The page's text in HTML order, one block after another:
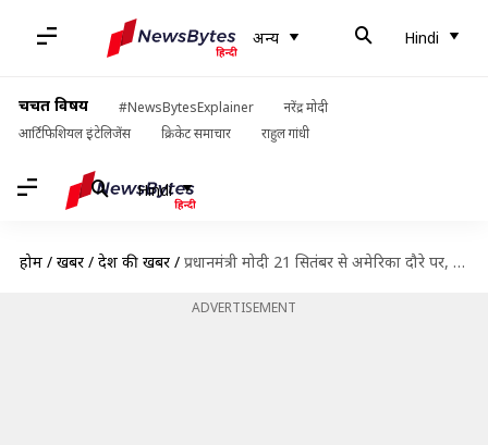
अन्य Hindi
चर्चित विषय #NewsBytesExplainer
नरेंद्र मोदी
आर्टिफिशियल इंटेलिजेंस
क्रिकेट समाचार राहुल गांधी
Hindi
होम / खबरें / देश की खबरें / प्रधानमंत्री मोदी 21 सितंबर से अमेरिका दौरे पर, किस-किससे मिलेंगे और क्या है एजेंडा?
ADVERTISEMENT